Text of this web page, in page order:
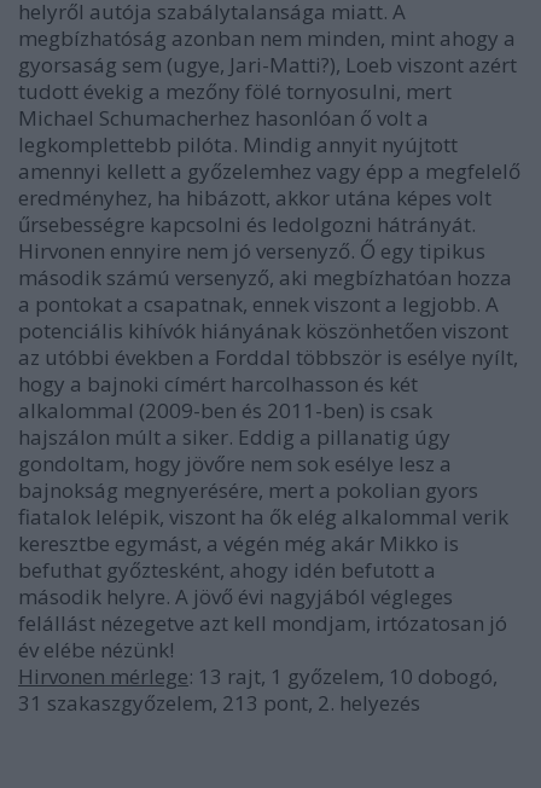
helyről autója szabálytalansága miatt. A
megbízhatóság azonban nem minden, mint ahogy a
gyorsaság sem (ugye, Jari-Matti?), Loeb viszont azért
tudott évekig a mezőny fölé tornyosulni, mert
Michael Schumacherhez hasonlóan ő volt a
legkomplettebb pilóta. Mindig annyit nyújtott
amennyi kellett a győzelemhez vagy épp a megfelelő
eredményhez, ha hibázott, akkor utána képes volt
űrsebességre kapcsolni és ledolgozni hátrányát.
Hirvonen ennyire nem jó versenyző. Ő egy tipikus
második számú versenyző, aki megbízhatóan hozza
a pontokat a csapatnak, ennek viszont a legjobb. A
potenciális kihívók hiányának köszönhetően viszont
az utóbbi években a Forddal többször is esélye nyílt,
hogy a bajnoki címért harcolhasson és két
alkalommal (2009-ben és 2011-ben) is csak
hajszálon múlt a siker. Eddig a pillanatig úgy
gondoltam, hogy jövőre nem sok esélye lesz a
bajnokság megnyerésére, mert a pokolian gyors
fiatalok lelépik, viszont ha ők elég alkalommal verik
keresztbe egymást, a végén még akár Mikko is
befuthat győztesként, ahogy idén befutott a
második helyre. A jövő évi nagyjából végleges
felállást nézegetve azt kell mondjam, irtózatosan jó
év elébe nézünk!
Hirvonen mérlege: 13 rajt, 1 győzelem, 10 dobogó,
31 szakaszgyőzelem, 213 pont, 2. helyezés